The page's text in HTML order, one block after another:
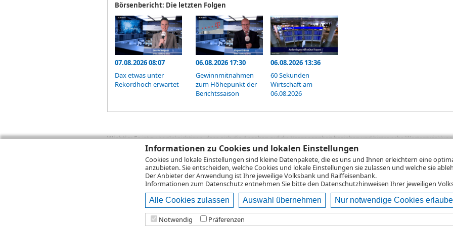
Informationen zu Cookies und lokalen Einstellungen
Cookies und lokale Einstellungen sind kleine Datenpakete, die es uns und Ihnen erleichtern eine
anzubieten. Sie entscheiden, welche Cookies und lokale Einstellungen sie zulassen und welche sie
Der Anbieter der Anwendung ist Ihre jeweilige Volksbank und Raiffeisenbank.
Informationen zum Datenschutzentnehmen Sie bitte den Datenschutzhinweisen Ihrer jeweiligen
Alle Cookies zulassen Auswahl übernehmen Nur notwendige Cookies
Notwendig Präferenzen
Börsenbericht: Die letzten Folgen
07.08.2026 08:07
Dax etwas unter
Rekordhoch erwartet
06.08.2026 17:30
Gewinnmitnahmen
zum Höhepunkt der
Berichtssaison
06.08.2026 13:36
60 Sekunden
Wirtschaft am
06.08.2026
Wichtig:Es ist zu berücksichtigen, dass sich die Angaben auf die Vergangenheit beziehen und historische
zukünftige Ergebnisse darstellen. Bei Performanceangaben handelt es sich stets um Bruttowertangaben. Bei
Provisionen, Gebühren und andere Entgelte), die beim Erwerb von Wertpapieren in der Regel anfallen, nicht berücksichtigt.
Depotgebühren hinzu. Mit dem Wertentwicklungsrechner können Sie auf den einzelnen Wertpapierseiten Ihre individuell
Performance, die sich unter Berücksichtigung sämtlicher Transaktionskosten und etwaigen Depotgebühren ergibt,
kann die Rendite zudem infolge von Währungsschwankungen steigen oder fallen.
DZ BANK AGBitte beachten Sie dieNutzungsbedingungen Datenschutz
Hilfe